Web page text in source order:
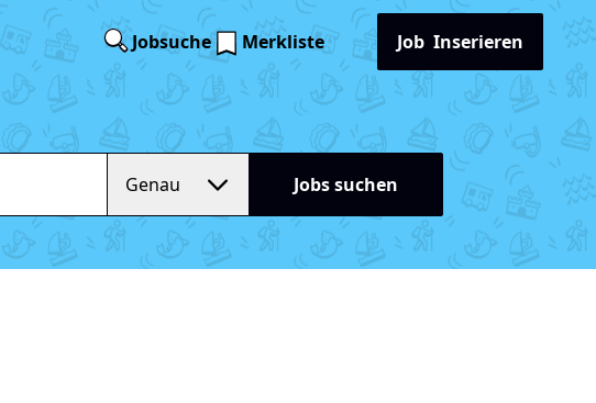
Jobsuche Merkliste Job Inserieren
Genau Jobs suchen